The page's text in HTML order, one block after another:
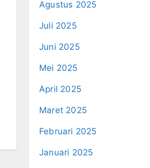
Agustus 2025
Juli 2025
Juni 2025
Mei 2025
April 2025
Maret 2025
Februari 2025
Januari 2025